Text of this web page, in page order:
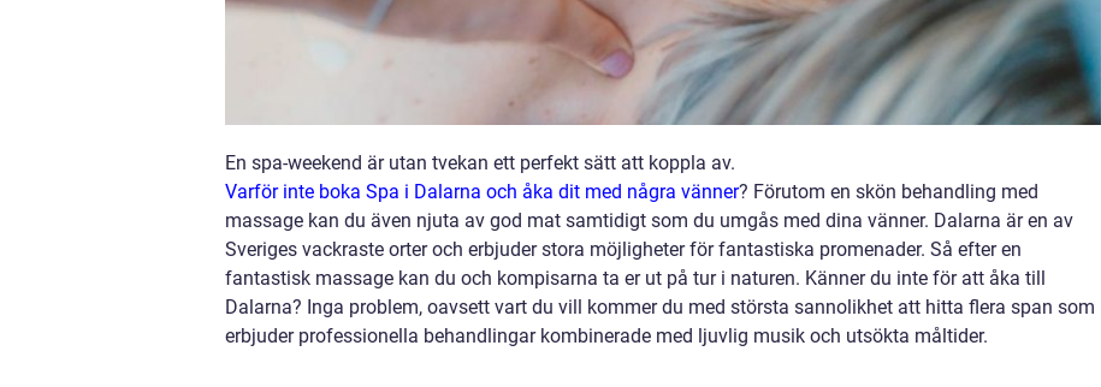
En spa-weekend är utan tvekan ett perfekt sätt att koppla av.
Varför inte boka Spa i Dalarna och åka dit med några vänner? Förutom en skön behandling med
massage kan du även njuta av god mat samtidigt som du umgås med dina vänner. Dalarna är en av
Sveriges vackraste orter och erbjuder stora möjligheter för fantastiska promenader. Så efter en
fantastisk massage kan du och kompisarna ta er ut på tur i naturen. Känner du inte för att åka till
Dalarna? Inga problem, oavsett vart du vill kommer du med största sannolikhet att hitta flera span som
erbjuder professionella behandlingar kombinerade med ljuvlig musik och utsökta måltider.